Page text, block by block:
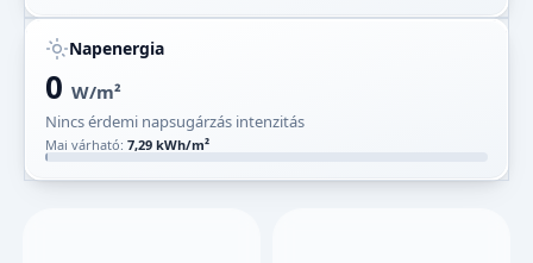
Napenergia
0 W/m²
Nincs érdemi napsugárzás intenzitás
Mai várható: 7,29 kWh/m²